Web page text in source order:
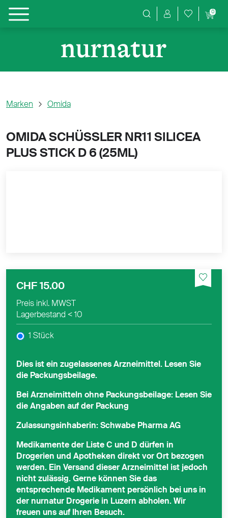
Produktsuche
0
Marken Omida
OMIDA SCHÜSSLER NR11 SILICEA
PLUS STICK D 6 (25ML)
CHF 15.00
Preis inkl. MWST
Lagerbestand < 10
1 Stück
Dies ist ein zugelassenes Arzneimittel. Lesen Sie
die Packungsbeilage.
Bei Arzneimitteln ohne Packungsbeilage: Lesen Sie
die Angaben auf der Packung
Zulassungsinhaberin: Schwabe Pharma AG
Medikamente der Liste C und D dürfen in
Drogerien und Apotheken direkt vor Ort bezogen
werden. Ein Versand dieser Arzneimittel ist jedoch
nicht zulässig. Gerne können Sie das
entsprechende Medikament persönlich bei uns in
der nurnatur Drogerie in Luzern abholen. Wir
freuen uns auf Ihren Besuch.